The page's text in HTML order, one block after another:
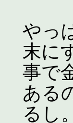
やっ
末に
事で
ある
るし